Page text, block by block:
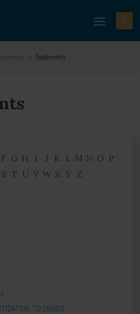
> Treatments
F G H I J K L M N O P
S T U V W X Y Z
TO DRUGS